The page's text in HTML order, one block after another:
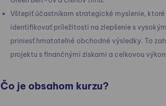
Vštepiť účastníkom strategické myslenie,
identifikovať príležitosti na zlepšenie s
priniesť hmatateľné obchodné výsledky. To
projektu s finančnými ziskami a celkovou
Čo je obsahom kurzu?